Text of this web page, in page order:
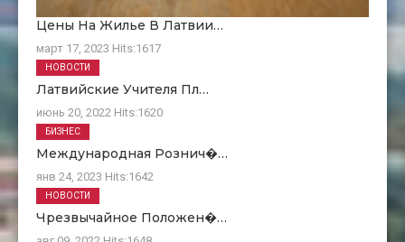
Цены На Жилье В Латвии…
март 17, 2023 Hits:1617
Латвийские Учителя Пл…
июнь 20, 2022 Hits:1620
НОВОСТИ
Международная Рознич�…
янв 24, 2023 Hits:1642
БИЗНЕС
Чрезвычайное Положен�…
НОВОСТИ